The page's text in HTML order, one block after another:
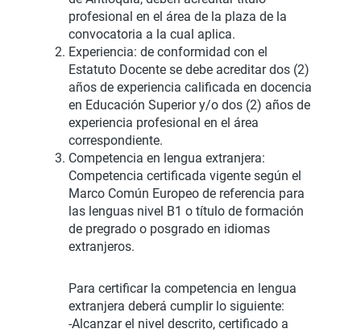
profesional en el área de la plaza de la
convocatoria a la cual aplica.
Experiencia: de conformidad con el
Estatuto Docente se debe acreditar dos (2)
años de experiencia calificada en docencia
en Educación Superior y/o dos (2) años de
experiencia profesional en el área
correspondiente.
Competencia en lengua extranjera:
Competencia certificada vigente según el
Marco Común Europeo de referencia para
las lenguas nivel B1 o título de formación
de pregrado o posgrado en idiomas
extranjeros.
Para certificar la competencia en lengua
extranjera deberá cumplir lo siguiente:
-Alcanzar el nivel descrito, certificado a